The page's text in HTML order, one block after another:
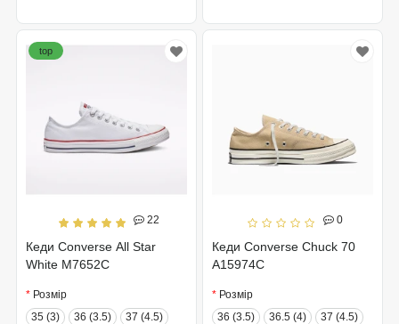
22
Кеди Converse All Star
White M7652C
top
Розмір
35 (3)
36 (3.5)
37 (4.5)
0
Кеди Converse Chuck 70
A15974C
Розмір
36 (3.5)
36.5 (4)
37 (4.5)